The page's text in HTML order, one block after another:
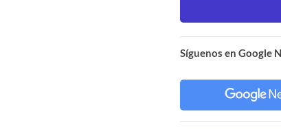
Síguenos en Google